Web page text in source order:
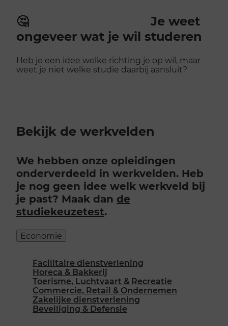
🤔
Je weet
ongeveer wat je wil studeren
Heb je een idee welke richting je op wil, maar
weet je niet welke studie daarbij aansluit?
Bekijk de werkvelden
We hebben onze opleidingen
onderverdeeld in werkvelden. Heb
je nog geen idee welk werkveld bij
je past? Maak dan de
studiekeuzetest.
Economie
Facilitaire dienstverlening
Horeca & Bakkerij
Toerisme, Luchtvaart & Recreatie
Commercie, Retail & Ondernemen
Zakelijke dienstverlening
Beveiliging & Defensie